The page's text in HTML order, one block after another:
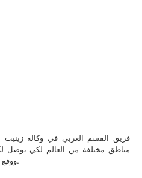
فريق القسم العربي في وكالة زينيت
مناطق مختلفة من العالم لكي يوصل
ووقع صدى الإنجيل الحي.